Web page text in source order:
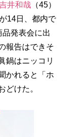
井和哉（45）
が14日、都内で
発表会に出
報告はできそ
鍋はニッコリ
かれると「ホ
どけた。